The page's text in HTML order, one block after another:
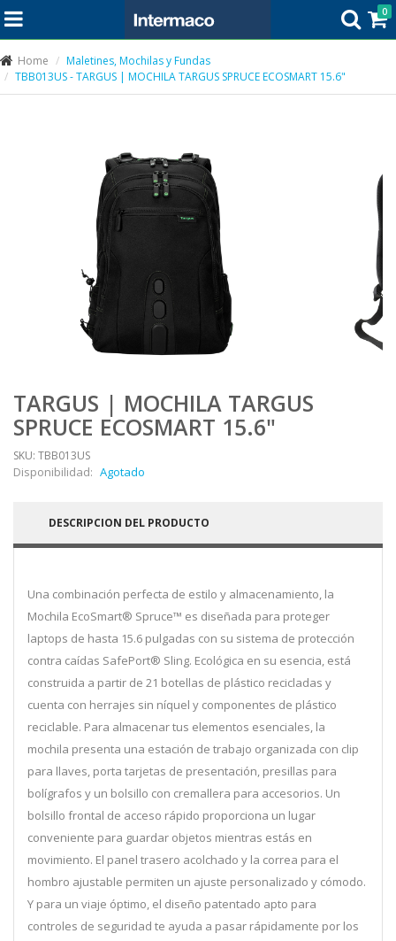
0
Home
Maletines, Mochilas y Fundas
TBB013US - TARGUS | MOCHILA TARGUS SPRUCE ECOSMART 15.6"
TARGUS | MOCHILA TARGUS
SPRUCE ECOSMART 15.6"
SKU: TBB013US
Disponibilidad: Agotado
DESCRIPCION DEL PRODUCTO
Una combinación perfecta de estilo y almacenamiento, la
Mochila EcoSmart® Spruce™ es diseñada para proteger
laptops de hasta 15.6 pulgadas con su sistema de protección
contra caídas SafePort® Sling. Ecológica en su esencia, está
construida a partir de 21 botellas de plástico recicladas y
cuenta con herrajes sin níquel y componentes de plástico
reciclable. Para almacenar tus elementos esenciales, la
mochila presenta una estación de trabajo organizada con clip
para llaves, porta tarjetas de presentación, presillas para
bolígrafos y un bolsillo con cremallera para accesorios. Un
bolsillo frontal de acceso rápido proporciona un lugar
conveniente para guardar objetos mientras estás en
movimiento. El panel trasero acolchado y la correa para el
hombro ajustable permiten un ajuste personalizado y cómodo.
Y para un viaje óptimo, el diseño patentado apto para
controles de seguridad te ayuda a pasar rápidamente por los